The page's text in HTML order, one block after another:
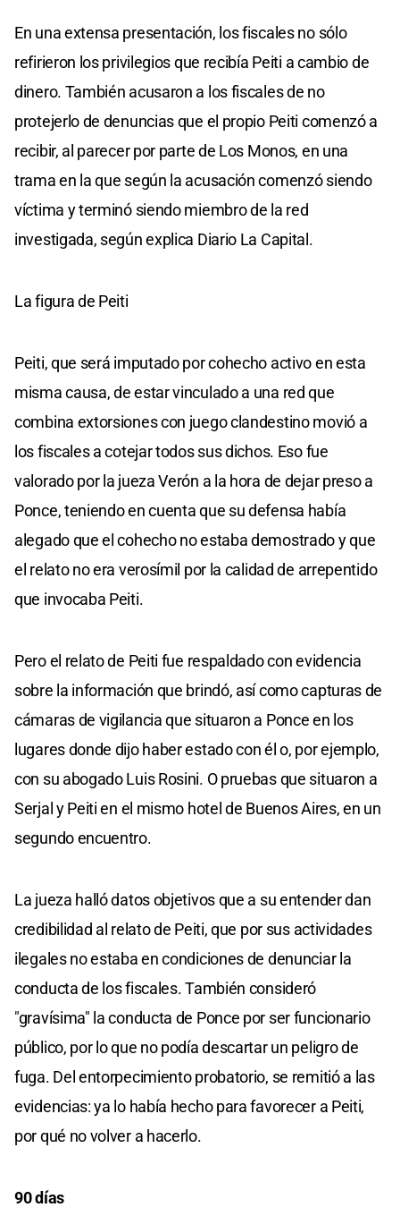
En una extensa presentación, los fiscales no sólo
refirieron los privilegios que recibía Peiti a cambio de
dinero. También acusaron a los fiscales de no
protejerlo de denuncias que el propio Peiti comenzó a
recibir, al parecer por parte de Los Monos, en una
trama en la que según la acusación comenzó siendo
víctima y terminó siendo miembro de la red
investigada, según explica Diario La Capital.
La figura de Peiti
Peiti, que será imputado por cohecho activo en esta
misma causa, de estar vinculado a una red que
combina extorsiones con juego clandestino movió a
los fiscales a cotejar todos sus dichos. Eso fue
valorado por la jueza Verón a la hora de dejar preso a
Ponce, teniendo en cuenta que su defensa había
alegado que el cohecho no estaba demostrado y que
el relato no era verosímil por la calidad de arrepentido
que invocaba Peiti.
Pero el relato de Peiti fue respaldado con evidencia
sobre la información que brindó, así como capturas de
cámaras de vigilancia que situaron a Ponce en los
lugares donde dijo haber estado con él o, por ejemplo,
con su abogado Luis Rosini. O pruebas que situaron a
Serjal y Peiti en el mismo hotel de Buenos Aires, en un
segundo encuentro.
La jueza halló datos objetivos que a su entender dan
credibilidad al relato de Peiti, que por sus actividades
ilegales no estaba en condiciones de denunciar la
conducta de los fiscales. También consideró
"gravísima" la conducta de Ponce por ser funcionario
público, por lo que no podía descartar un peligro de
fuga. Del entorpecimiento probatorio, se remitió a las
evidencias: ya lo había hecho para favorecer a Peiti,
por qué no volver a hacerlo.
90 días